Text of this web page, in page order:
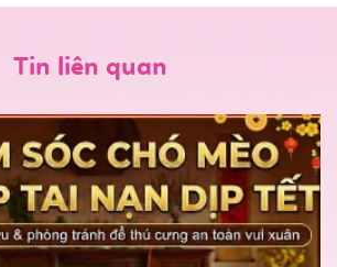
Tin liên quan